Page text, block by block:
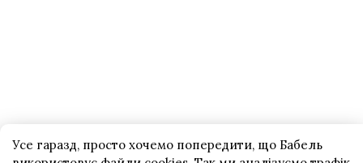
Усе гаразд, просто хочемо попередити, що Бабель